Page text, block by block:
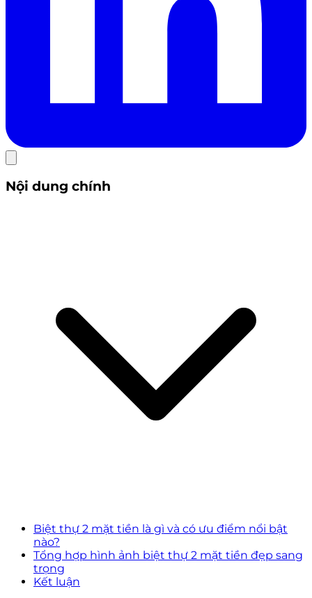
Nội dung chính
Biệt thự 2 mặt tiền là gì và có ưu điểm nổi bật
nào?
Tổng hợp hình ảnh biệt thự 2 mặt tiền đẹp sang
trọng
Kết luận